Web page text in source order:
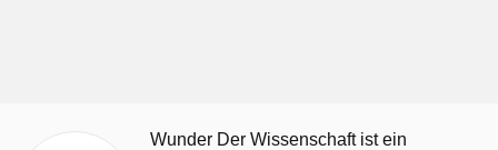
Wunder Der Wissenschaft ist ein